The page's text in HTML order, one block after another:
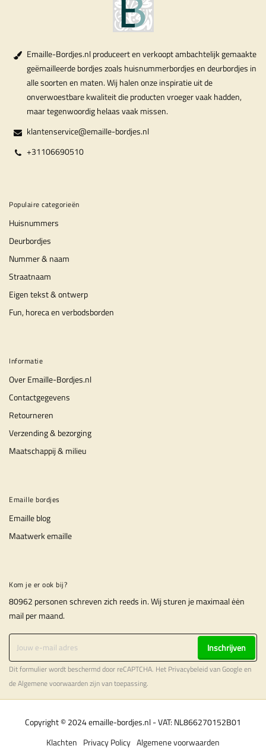
Emaille-Bordjes.nl produceert en verkoopt ambachtelijk gemaakte
geëmailleerde bordjes zoals huisnummerbordjes en deurbordjes in
alle soorten en maten. Wij halen onze inspiratie uit de
onverwoestbare kwaliteit die producten vroeger vaak hadden,
maar tegenwoordig helaas vaak missen.
klantenservice@emaille-bordjes.nl
+31106690510
Populaire categorieën
Huisnummers
Deurbordjes
Nummer & naam
Straatnaam
Eigen tekst & ontwerp
Fun, horeca en verbodsborden
Informatie
Over Emaille-Bordjes.nl
Contactgegevens
Retourneren
Verzending & bezorging
Maatschappij & milieu
Emaille bordjes
Emaille blog
Maatwerk emaille
Kom je er ook bij?
80962 personen schreven zich reeds in. Wij sturen je maximaal ėėn
mail per maand.
Inschrijven
Dit formulier wordt beschermd door reCAPTCHA. Het Privacybeleidvan Google en
deAlgemene voorwaardenzijn van toepassing.
Copyright © 2024 emaille-bordjes.nl - VAT: NL866270152B01
Algemene voorwaarden
Privacy Policy
Klachten